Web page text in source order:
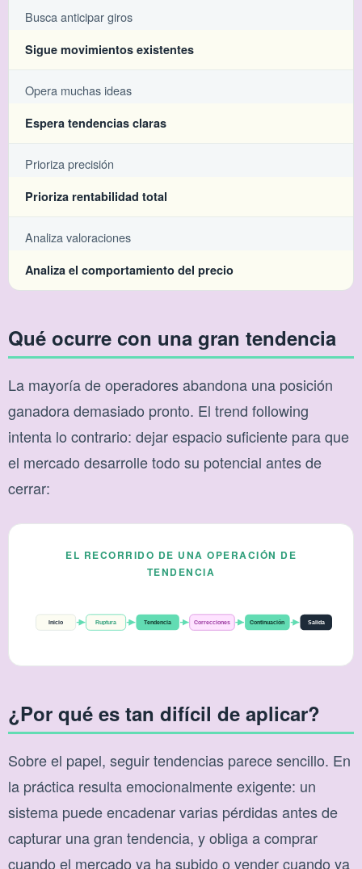
Busca anticipar giros
Sigue movimientos existentes
Opera muchas ideas
Espera tendencias claras
Prioriza precisión
Prioriza rentabilidad total
Analiza valoraciones
Analiza el comportamiento del precio
Qué ocurre con una gran tendencia
La mayoría de operadores abandona una posición
ganadora demasiado pronto. El trend following
intenta lo contrario: dejar espacio suficiente para que
el mercado desarrolle todo su potencial antes de
cerrar:
EL RECORRIDO DE UNA OPERACIÓN DE
TENDENCIA
Inicio Ruptura Tendencia Correcciones Continuación Salida
¿Por qué es tan difícil de aplicar?
Sobre el papel, seguir tendencias parece sencillo. En
la práctica resulta emocionalmente exigente: un
sistema puede encadenar varias pérdidas antes de
capturar una gran tendencia, y obliga a comprar
cuando el mercado ya ha subido o vender cuando ya